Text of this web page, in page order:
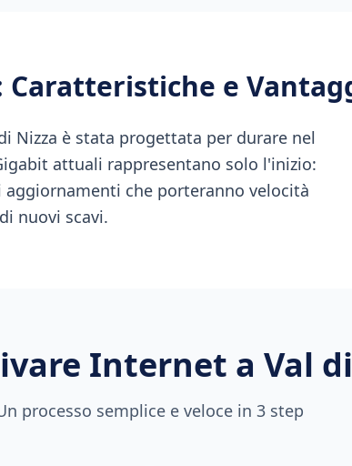
Caratteristiche e
Nizza è stata progettata per durare nel
attuali rappresentano solo l'inizio:
che porteranno velocità
nuovi scavi.
Internet a Val
processo semplice e veloce in 3 step